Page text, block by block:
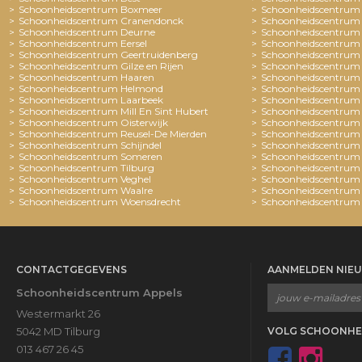
Schoonheidscentrum Boxmeer
Schoonheidscentrum Cranendonck
Schoonheidscentrum Deurne
Schoonheidscentrum Eersel
Schoonheidscentrum Geertruidenberg
Schoonheidscentrum Gilze en Rijen
Schoonheidscentrum
Schoonheidscentrum Haaren
Schoonheidscentrum Helmond
Schoonheidscentrum
Schoonheidscentrum Laarbeek
Schoonheidscentrum Mill En Sint Hubert
Schoonheidscentrum Oisterwijk
Schoonheidscentrum Reusel-De Mierden
Schoonheidscentrum
Schoonheidscentrum Schijndel
Schoonheidscentrum
Schoonheidscentrum Someren
Schoonheidscentrum Tilburg
Schoonheidscentrum
Schoonheidscentrum Veghel
Schoonheidscentrum
Schoonheidscentrum Waalre
Schoonheidscentrum Woensdrecht
CONTACTGEGEVENS
Schoonheidscentrum Appels
Westermarkt 26
5042 MD Tilburg
013 467 26 45
AANMELDEN
VOLG